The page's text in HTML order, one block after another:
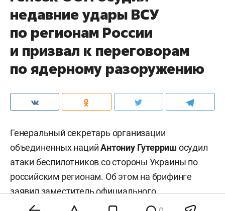
недавние удары ВСУ
по регионам России
и призвал к переговорам
по ядерному разоружению
Генеральный секретарь организации
объединенных нацийАнтониу Гутерриш осудил
атаки беспилотников со стороны Украины по
российским регионам. Об этом на брифинге
заявил заместитель официального
представителя главы всемирной организации